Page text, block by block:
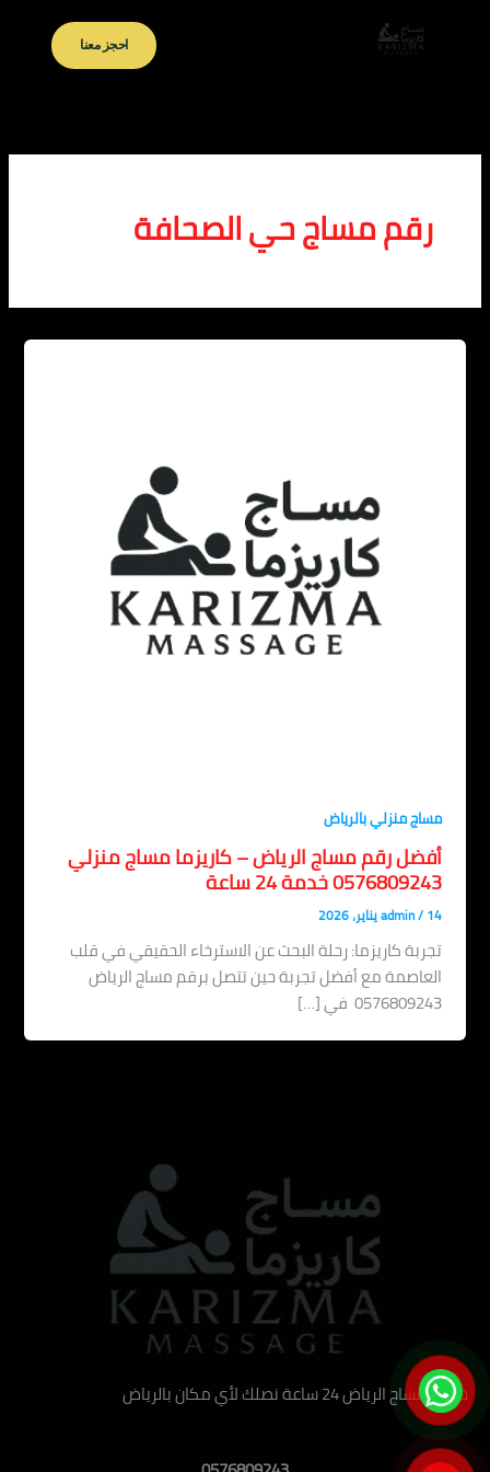
احجز معنا
رقم مساج حي الصحافة
مساج منزلي بالرياض
أفضل رقم مساج الرياض – كاريزما مساج منزلي
0576809243 خدمة 24 ساعة
admin/14 يناير، 2026
تجربة كاريزما: رحلة البحث عن الاسترخاء الحقيقي في قلب
العاصمة مع أفضل تجربة حين تتصل برقم مساج الرياض
0576809243 في […]
خدمة مساج الرياض 24 ساعة نصلك لأي مكان بالرياض